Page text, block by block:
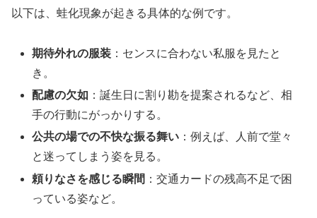
以下は、蛙化現象が起きる具体的な例です。
期待外れの服装 ：センスに合わない私服を見たと
き。
配慮の欠如 ：誕生日に割り勘を提案されるなど、相
手の行動にがっかりする。
公共の場での不快な振る舞い ：例えば、人前で堂々
と迷ってしまう姿を見る。
頼りなさを感じる瞬間 ：交通カードの残高不足で困
っている姿など。